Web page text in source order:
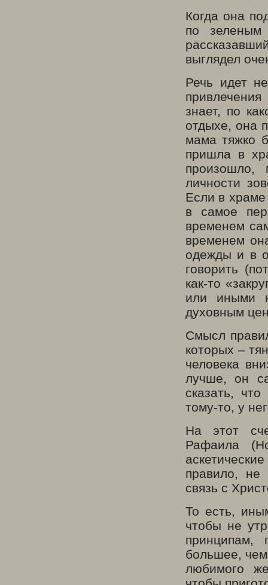
Когда она
по зеленым
выглядел
Речь идет
знает, по
отдыхе, она
мама тяжко
пришла в
произошло,
личности
Если в храме
в самое
временем
временем
одежды и в
говорить
как-то
или иными
духовным
Смысл
которых –
человека
лучше, он
сказать,
тому-то, у
На этот
Рафаила
правило, не
связь с
То есть,
чтобы не
принципам,
большее,
любимого